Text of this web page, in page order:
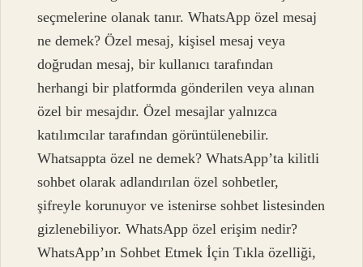
seçmelerine olanak tanır. WhatsApp özel mesaj
ne demek? Özel mesaj, kişisel mesaj veya
doğrudan mesaj, bir kullanıcı tarafından
herhangi bir platformda gönderilen veya alınan
özel bir mesajdır. Özel mesajlar yalnızca
katılımcılar tarafından görüntülenebilir.
Whatsappta özel ne demek? WhatsApp’ta kilitli
sohbet olarak adlandırılan özel sohbetler,
şifreyle korunuyor ve istenirse sohbet listesinden
gizlenebiliyor. WhatsApp özel erişim nedir?
WhatsApp’ın Sohbet Etmek İçin Tıkla özelliği,